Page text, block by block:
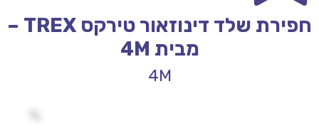
חפירת שלד דינוזאור טירקס TREX –
מבית 4M
4M